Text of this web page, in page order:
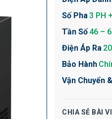
Số Pha3 PH
Tần Số 46 –
Điện Áp Ra
Bảo Hành
Vận Chuyển
CHIA SẺ BÀI